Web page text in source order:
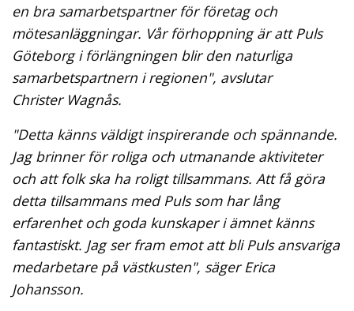
en bra samarbetspartner för företag och
mötesanläggningar. Vår förhoppning är att Puls
Göteborg i förlängningen blir den naturliga
samarbetspartnern i regionen", avslutar
Christer Wagnås.
"Detta känns väldigt inspirerande och spännande.
Jag brinner för roliga och utmanande aktiviteter
och att folk ska ha roligt tillsammans. Att få göra
detta tillsammans med Puls som har lång
erfarenhet och goda kunskaper i ämnet känns
fantastiskt. Jag ser fram emot att bli Puls ansvariga
medarbetare på västkusten", säger Erica
Johansson.